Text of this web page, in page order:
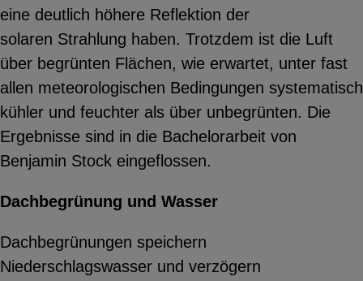
eine deutlich höhere Reflektion der
solaren Strahlung haben. Trotzdem ist die Luft
über begrünten Flächen, wie erwartet, unter fast
allen meteorologischen Bedingungen systematisch
kühler und feuchter als über unbegrünten. Die
Ergebnisse sind in die Bachelorarbeit von
Benjamin Stock eingeflossen.
Dachbegrünung und Wasser
Dachbegrünungen speichern
Niederschlagswasser und verzögern